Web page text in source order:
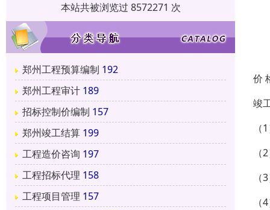
本站共被浏览过 8572271 次
郑州工程预算编制 192
郑州工程审计 189
招标控制价编制 157
郑州竣工结算 199
工程造价咨询 197
工程招标代理 158
工程项目管理 157
价
竣